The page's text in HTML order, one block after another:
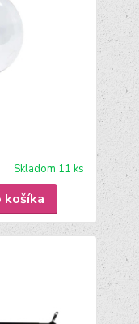
Skladom 11 ks
košíka